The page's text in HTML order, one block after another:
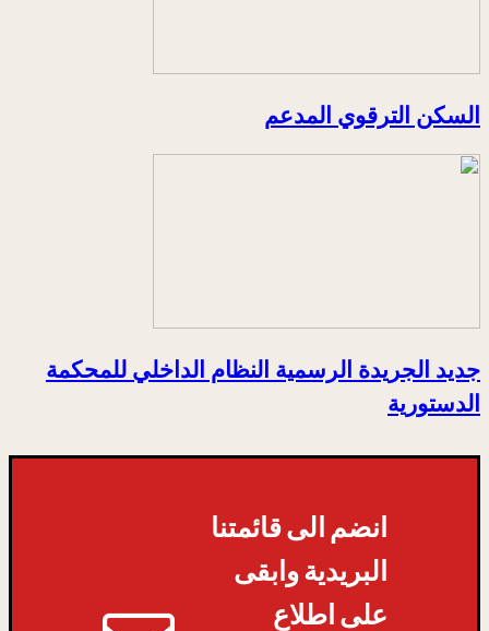
السكن الترقوي المدعم
جديد الجريدة الرسمية النظام الداخلي للمحكمة
الدستورية
انضم الى قائمتنا
البريدية وابقى
على اطلاع